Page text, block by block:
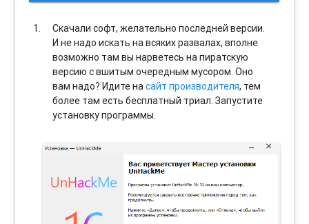
Скачали софт, желательно последней версии.
И не надо искать на всяких развалах, вполне
возможно там вы нарветесь на пиратскую
версию с вшитым очередным мусором. Оно
вам надо? Идите насайт производителя, тем
более там есть бесплатный триал. Запустите
установку программы.